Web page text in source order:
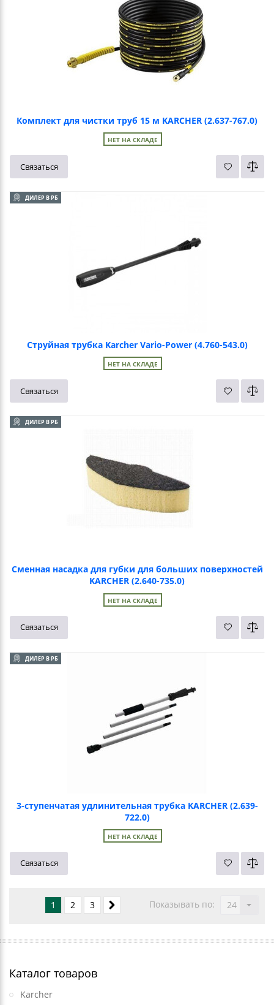
Комплект для чистки труб 15 м KARCHER (2.637-767.0)
НЕТ НА СКЛАДЕ
Связаться
ДИЛЕР В РБ
Струйная трубка Karcher Vario-Power (4.760-543.0)
НЕТ НА СКЛАДЕ
Связаться
ДИЛЕР В РБ
Сменная насадка для губки для больших поверхностей
KARCHER (2.640-735.0)
НЕТ НА СКЛАДЕ
Связаться
ДИЛЕР В РБ
3-ступенчатая удлинительная трубка KARCHER (2.639-
722.0)
НЕТ НА СКЛАДЕ
Связаться
Показывать по: 24
1 2 3
Каталог товаров
Karcher